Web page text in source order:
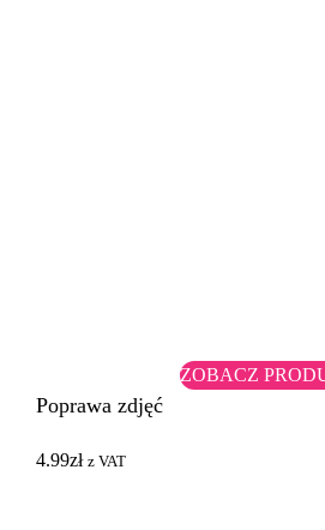
ZOBACZ
Poprawa zdjęć
4.99zł z VAT